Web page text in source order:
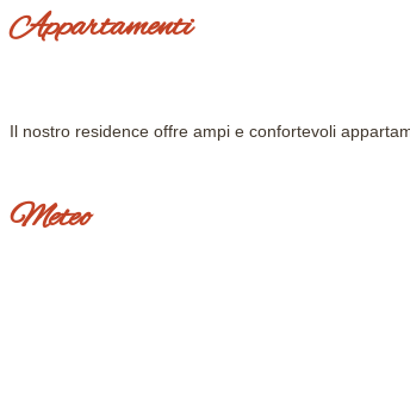
Appartamenti
Il nostro residence offre ampi e confortevoli
Meteo